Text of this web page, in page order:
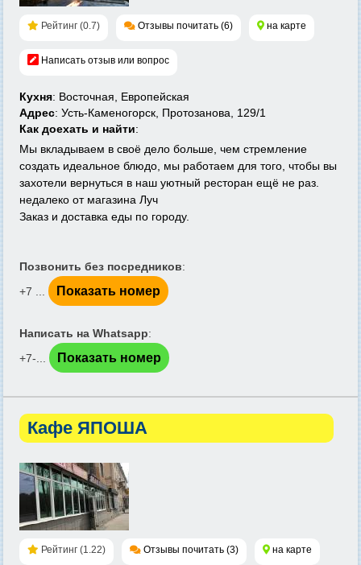
Рейтинг (0.7) Отзывы почитать (6) на карте
Написать отзыв или вопрос
Кухня: Восточная, Европейская
Адрес: Усть-Каменогорск, Протозанова, 129/1
Как доехать и найти:
Мы вкладываем в своё дело больше, чем стремление
создать идеальное блюдо, мы работаем для того, чтобы вы
захотели вернуться в наш уютный ресторан ещё не раз.
недалеко от магазина Луч
Заказ и доставка еды по городу.
Позвонить без посредников:
+7 ...
Показать номер
Написать на Whatsapp:
+7-...
Показать номер
Кафе ЯПОША
Рейтинг (1.22) Отзывы почитать (3) на карте